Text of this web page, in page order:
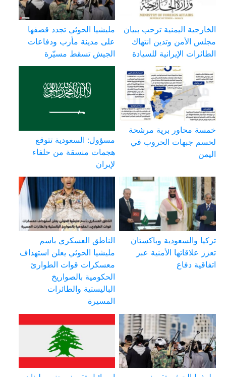
الخارجية اليمنية ترحب ببيان
مجلس الأمن وتدين انتهاك
الطائرات الإيرانية للسيادة
مليشيا الحوثي تجدد قصفها
على مدينة مأرب ودفاعات
الجيش تسقط مسيّرة
خمسة محاور برية مرشحة
لحسم جبهات الحروب في
اليمن
مسؤول: السعودية تتوقع
هجمات منسقة من حلفاء
لإيران
تركيا والسعودية وباكستان
تعزز علاقاتها الأمنية عبر
اتفاقية دفاع
الناطق العسكري باسم
مليشيا الحوثي يعلن استهداف
معسكرات قوات الطوارئ
الحكومية بالصواريخ
الباليستية والطائرات
المسيرة